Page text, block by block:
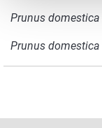
Prunus domestica
Prunus domestica